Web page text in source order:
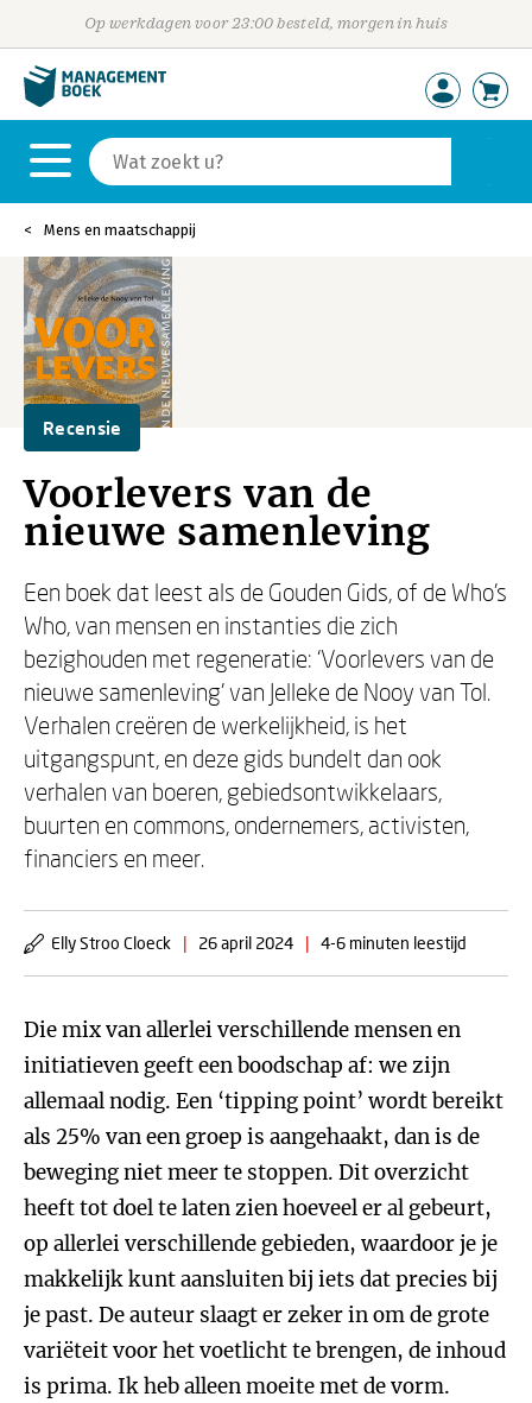
Op werkdagen voor 23:00 besteld, morgen in huis
Mens en maatschappij
Recensie
Voorlevers van de
nieuwe samenleving
Een boek dat leest als de Gouden Gids, of de Who’s
Who, van mensen en instanties die zich
bezighouden met regeneratie: ‘Voorlevers van de
nieuwe samenleving’ van Jelleke de Nooy van Tol.
Verhalen creëren de werkelijkheid, is het
uitgangspunt, en deze gids bundelt dan ook
verhalen van boeren, gebiedsontwikkelaars,
buurten en commons, ondernemers, activisten,
financiers en meer.
Elly Stroo Cloeck | 26 april 2024 | 4-6 minuten leestijd
Die mix van allerlei verschillende mensen en
initiatieven geeft een boodschap af: we zijn
allemaal nodig. Een ‘tipping point’ wordt bereikt
als 25% van een groep is aangehaakt, dan is de
beweging niet meer te stoppen. Dit overzicht
heeft tot doel te laten zien hoeveel er al gebeurt,
op allerlei verschillende gebieden, waardoor je je
makkelijk kunt aansluiten bij iets dat precies bij
je past. De auteur slaagt er zeker in om de grote
variëteit voor het voetlicht te brengen, de inhoud
is prima. Ik heb alleen moeite met de vorm.